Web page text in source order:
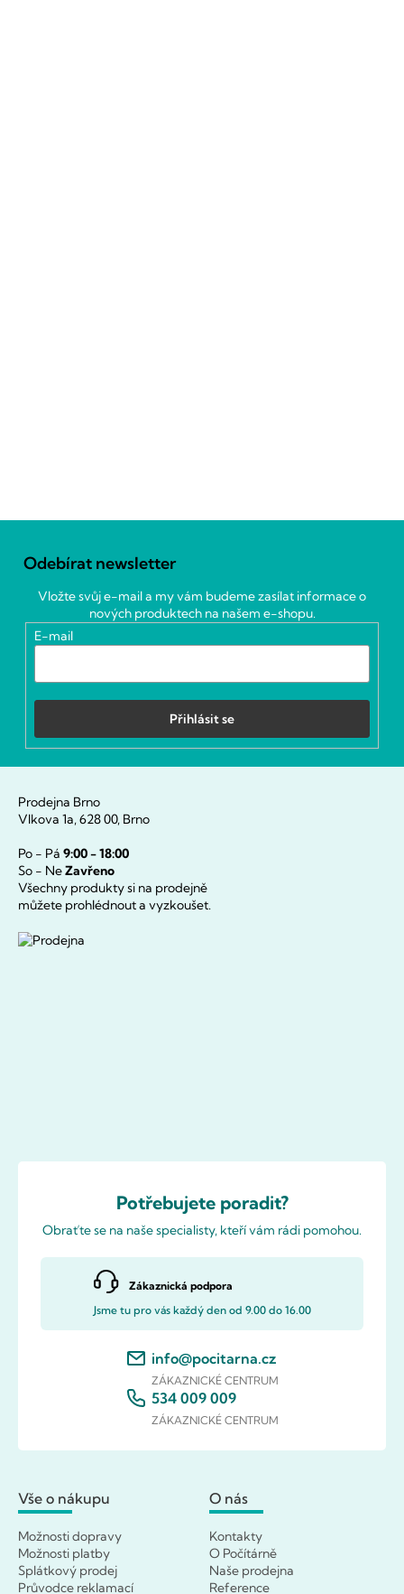
Odebírat newsletter
Vložte svůj e-mail a my vám budeme zasílat informace o
nových produktech na našem e-shopu.
E-mail
Přihlásit se
Prodejna Brno
Vlkova 1a, 628 00, Brno
Po - Pá 9:00 - 18:00
So - NeZavřeno
Všechny produkty si na prodejně
můžete prohlédnout a vyzkoušet.
Potřebujete poradit?
Obraťte se na naše specialisty, kteří vám rádi pomohou.
Zákaznická podpora
Jsme tu pro vás každý den od 9.00 do 16.00
info@pocitarna.cz
ZÁKAZNICKÉ CENTRUM
534 009 009
ZÁKAZNICKÉ CENTRUM
Vše o nákupu
Možnosti dopravy
Možnosti platby
Splátkový prodej
Průvodce reklamací
O nás
Kontakty
O Počítárně
Naše prodejna
Reference